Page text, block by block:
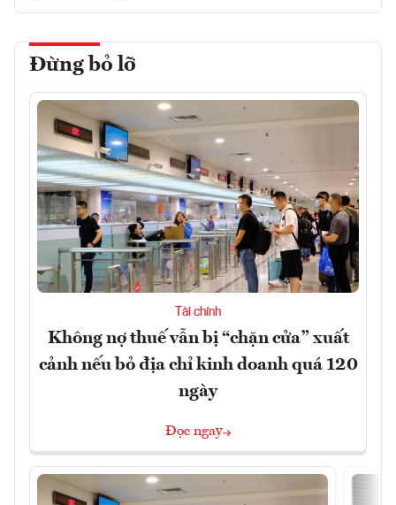
Đừng bỏ lỡ
Tài chính
Không nợ thuế vẫn bị “chặn cửa” xuất
cảnh nếu bỏ địa chỉ kinh doanh quá 120
ngày
Đọc ngay